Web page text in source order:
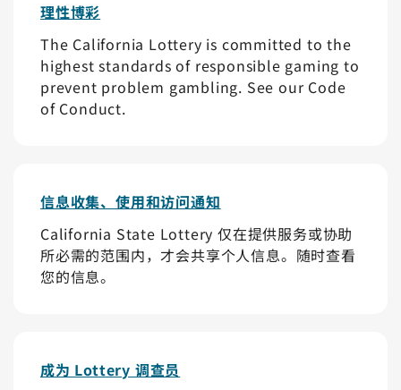
理性博彩
The California Lottery is committed to the
highest standards of responsible gaming to
prevent problem gambling. See our Code
of Conduct.
信息收集、使用和访问通知
California State Lottery 仅在提供服务或协助
所必需的范围内，才会共享个人信息。随时查看
您的信息。
成为 Lottery 调查员